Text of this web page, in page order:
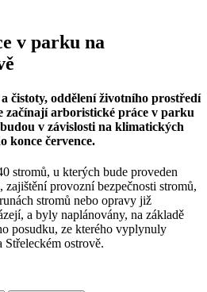
v parku na
čistoty, oddělení životního prostředí
začínají arboristické práce v parku
v závislosti na klimatických
konce července.
stromů, u kterých bude proveden
zajištění provozní bezpečnosti stromů,
stromů nebo opravy již
a byly naplánovány, na základě
posudku, ze kterého vyplynuly
Střeleckém ostrově.